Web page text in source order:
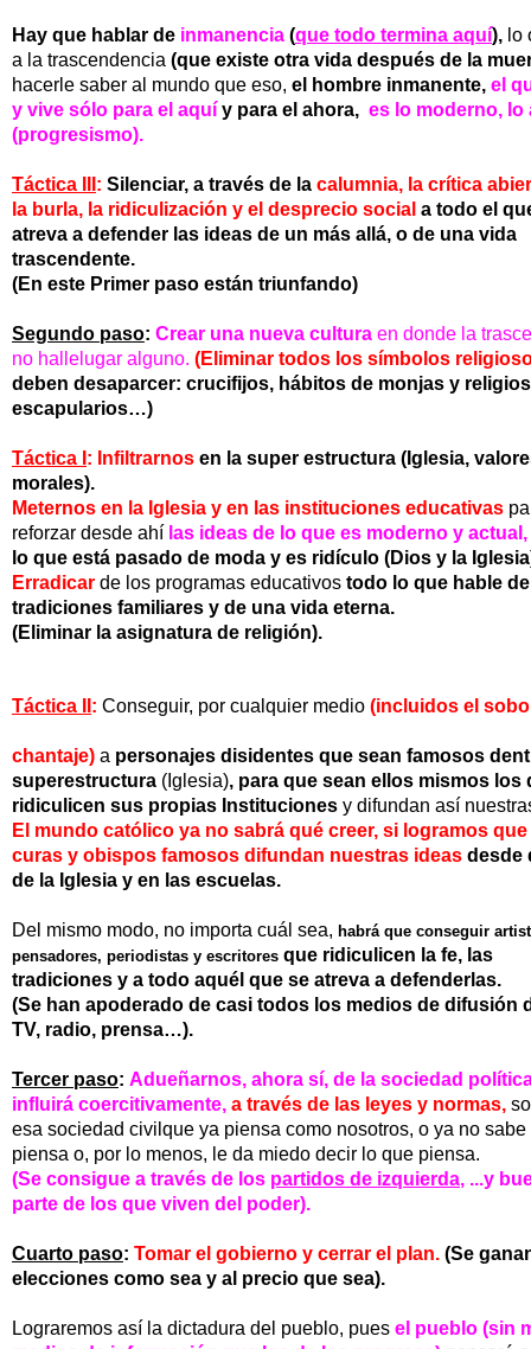
Hay que hablar de inmanencia (que todo termina aquí), o
a la trascendencia (que existe otra vida después de la
hacerle saber al mundo que eso, el hombre inmanente, el
y vive sólo para el aquí y para el ahora, es lo moderno,
(progresismo).
Táctica III : Silenciar, a través de la calumnia, la crítica
la burla, la ridiculización y el desprecio social a todo el
atreva a defender las ideas de un más allá, o de una vida
trascendente.
(En este Primer paso están triunfando)
Segundo paso: Crear una nueva cultura en donde la
no hallelugar alguno. (Eliminar todos los símbolos
deben desaparcer: crucifijos, hábitos de monjas y
escapularios…)
Táctica I : Infiltrarnos en la super estructura (Iglesia,
morales).
Meternos en la Iglesia y en las instituciones educativas
reforzar desde ahí las ideas de lo que es moderno y actual,
lo que está pasado de moda y es ridículo (Dios y la
Erradicar de los programas educativos todo lo que hable
tradiciones familiares y de una vida eterna.
(Eliminar la asignatura de religión).
Táctica II : Conseguir, por cualquier medio (incluidos el
chantaje) a personajes disidentes que sean famosos
superestructura (Iglesia), para que sean ellos mismos los
ridiculicen sus propias Instituciones y difundan así
El mundo católico ya no sabrá qué creer, si logramos
curas y obispos famosos difundan nuestras ideas desde
de la Iglesia y en las escuelas.
Del mismo modo, no importa cuál sea, habrá que conseguir
pensadores, periodistas y escritores que ridiculicen la fe, las
tradiciones y a todo aquél que se atreva a defenderlas.
(Se han apoderado de casi todos los medios de difusión
TV, radio, prensa…).
Tercer paso: Adueñarnos, ahora sí, de la sociedad
influirá coercitivamente, a través de las leyes y normas,
esa sociedad civilque ya piensa como nosotros, o ya no
piensa o, por lo menos, le da miedo decir lo que piensa.
(Se consigue a través de los partidos de izquierda, ...y
parte de los que viven del poder).
Cuarto paso: Tomar el gobierno y cerrar el plan. (Se
elecciones como sea y al precio que sea).
Lograremos así la dictadura del pueblo, pues el pueblo (sin